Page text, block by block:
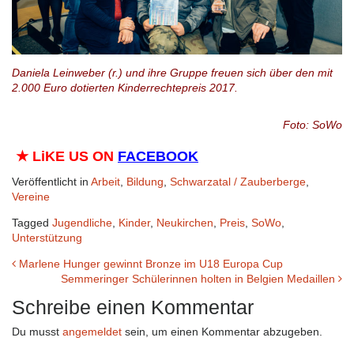
Daniela Leinweber (r.) und ihre Gruppe freuen sich über den mit
2.000 Euro dotierten Kinderrechtepreis 2017.
Foto: SoWo
★ LiKE US ON FACEBOOK
Veröffentlicht in Arbeit Bildung Schwarzatal / Zauberberge
Vereine
Tagged Jugendliche Kinder, Neukirchen Preis SoWo
Unterstützung
Beitrags-
Navigation
Marlene Hunger gewinnt Bronze im U18 Europa Cup
Semmeringer Schülerinnen holten in Belgien Medaillen
Schreibe einen Kommentar
Du musst angemeldet sein, um einen Kommentar abzugeben.